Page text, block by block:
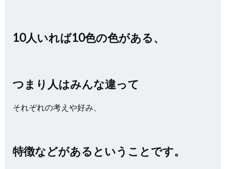
10人いれば10色の色がある、
つまり人はみんな違って
それぞれの考えや好み、
特徴などがあるということです。